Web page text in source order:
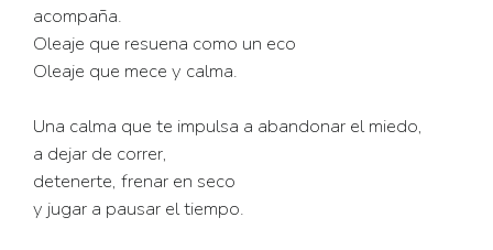
acompaña.
Oleaje que resuena como un eco
Oleaje que mece y calma.
Una calma que te impulsa a abandonar el miedo,
a dejar de correr,
detenerte, frenar en seco
y jugar a pausar el tiempo.